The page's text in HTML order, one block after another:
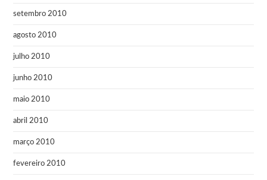
setembro 2010
agosto 2010
julho 2010
junho 2010
maio 2010
abril 2010
março 2010
fevereiro 2010